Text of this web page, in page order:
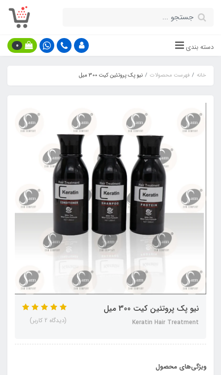
دسته بندی 0
خانه فهرست محصولات نیو پک پروتئین کیت 300 میل
نیو پک پروتئین کیت 300 میل
Keratin Hair Treatment (دیدگاه 2 کاربر)
ویژگی‌های محصول